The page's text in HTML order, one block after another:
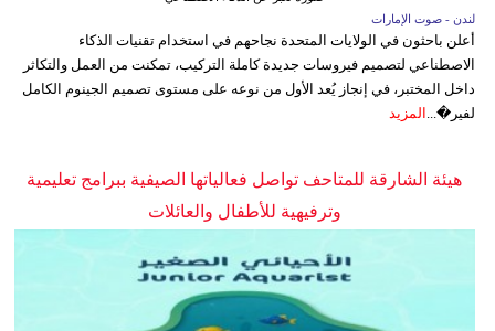
لندن - صوت الإمارات
أعلن باحثون في الولايات المتحدة نجاحهم في استخدام تقنيات الذكاء
الاصطناعي لتصميم فيروسات جديدة كاملة التركيب، تمكنت من العمل والتكاثر
داخل المختبر، في إنجاز يُعد الأول من نوعه على مستوى تصميم الجينوم الكامل
لفير�...
المزيد
هيئة الشارقة للمتاحف تواصل فعالياتها الصيفية ببرامج تعليمية
وترفيهية للأطفال والعائلات